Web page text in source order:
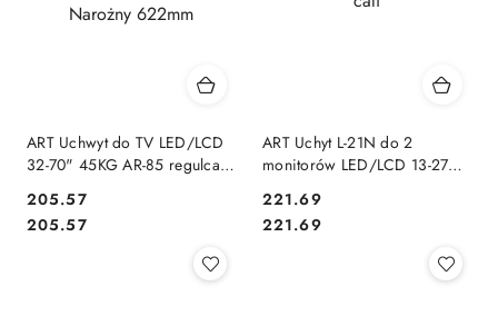
ART Uchwyt do TV LED/LCD
32-70" 45KG AR-85 regulca
622mm
Cena:
205.57
Cena:
205.57
ART Uchyt L-21N do 2
monitorów LED/LCD 13-27
Cena:
221.69
Cena:
221.69